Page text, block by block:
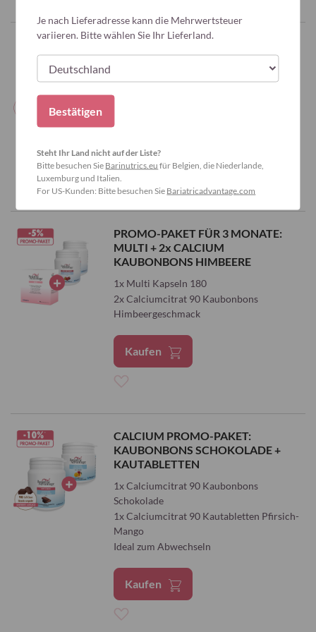
Wunschliste
KAUBONBONS + KAUTABLETTEN
1x Calciumcitrat 90 Kaubonbons
1x Calciumcitrat 90 Kautabletten
Kaufen
hinzufügen
PROMO-PAKET FÜR 3 MONATE:
MULTI + 2x CALCIUM
KAUBONBONS HIMBEERE
1x Multi Kapseln 180
2x Calciumcitrat 90 Kaubonbons
Himbeergeschmack
Kaufen
hinzufügen
CALCIUM PROMO-PAKET:
KAUBONBONS SCHOKOLADE +
KAUTABLETTEN
1x Calciumcitrat 90 Kaubonbons
Schokolade
1x Calciumcitrat 90 Kautabletten Pfirsich-
Mango
Ideal zum Abwechseln
Kaufen
Je nach Lieferadresse kann die Mehrwertsteuer
variieren. Bitte wählen Sie Ihr Lieferland.
Bestätigen
Steht Ihr Land nicht auf der Liste?
Bitte besuchen Sie Barinutrics.eu für Belgien, die Niederlande,
Luxemburg und Italien.
For US-Kunden: Bitte besuchen Sie Bariatricadvantage.com